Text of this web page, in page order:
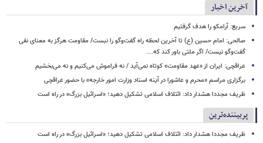
آخرین اخبار
سریع: آرامکو را هدف گرفتیم
صالحی: امام حسین (ع) تا آخرین لحظه راه گفت‌وگو را نبست/ مقاومت هرگز به معنای نفی
گفت‌وگو نیست/ اگر ملتی باور کند که....
عراقچی: ایران از «عهد مقاومت» کوتاه نمی‌آید / نه فراموش می‌کنیم و نه می‌بخشیم
برگزاری مراسم «محرم و عاشورا در آینه اسناد وزارت امور خارجه» با حضور عراقچی
ظریف مجددا هشدار داد: ائتلاف اسلامی تشکیل دهید؛ «اسرائیل بزرگ» در راه است
پربیننده‌ترین
ظریف مجددا هشدار داد: ائتلاف اسلامی تشکیل دهید؛ «اسرائیل بزرگ» در راه است